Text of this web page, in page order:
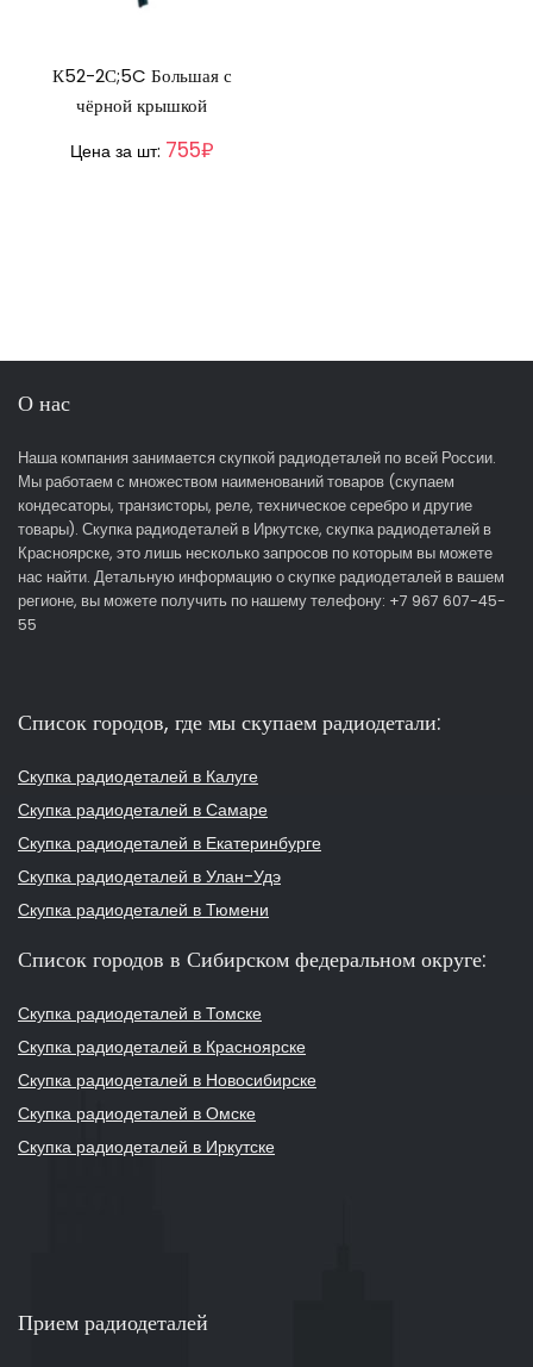
К52-2С;5C Большая с
чёрной крышкой
Цена за шт: 755₽
О нас
Наша компания занимается скупкой радиодеталей по всей России.
Мы работаем с множеством наименований товаров (скупаем
кондесаторы, транзисторы, реле, техническое серебро и другие
товары). Скупка радиодеталей в Иркутске, скупка радиодеталей в
Красноярске, это лишь несколько запросов по которым вы можете
нас найти. Детальную информацию о скупке радиодеталей в вашем
регионе, вы можете получить по нашему телефону: +7 967 607-45-
55
Список городов, где мы скупаем радиодетали:
Скупка радиодеталей в Калуге
Скупка радиодеталей в Самаре
Скупка радиодеталей в Екатеринбурге
Скупка радиодеталей в Улан-Удэ
Скупка радиодеталей в Тюмени
Список городов в Сибирском федеральном округе:
Скупка радиодеталей в Томске
Скупка радиодеталей в Красноярске
Скупка радиодеталей в Новосибирске
Скупка радиодеталей в Омске
Скупка радиодеталей в Иркутске
Прием радиодеталей